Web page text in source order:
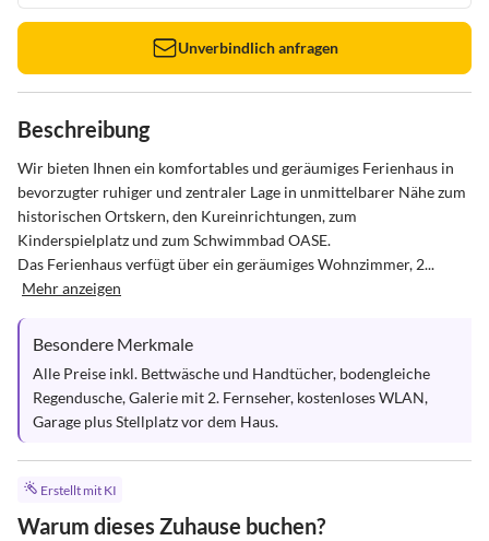
Unverbindlich anfragen
Beschreibung
Wir bieten Ihnen ein komfortables und geräumiges Ferienhaus in
bevorzugter ruhiger und zentraler Lage in unmittelbarer Nähe zum
historischen Ortskern, den Kureinrichtungen, zum
Kinderspielplatz und zum Schwimmbad OASE.
Das Ferienhaus verfügt über ein geräumiges Wohnzimmer, 2...
Mehr anzeigen
Besondere Merkmale
Alle Preise inkl. Bettwäsche und Handtücher, bodengleiche
Regendusche, Galerie mit 2. Fernseher, kostenloses WLAN,
Garage plus Stellplatz vor dem Haus.
Erstellt mit KI
Warum dieses Zuhause buchen?